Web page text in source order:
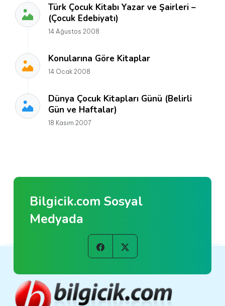
Türk Çocuk Kitabı Yazar ve Şairleri –
(Çocuk Edebiyatı)
14 Ağustos 2008
Konularına Göre Kitaplar
14 Ocak 2008
Dünya Çocuk Kitapları Günü (Belirli
Gün ve Haftalar)
18 Kasım 2007
Bilgicik.com Sosyal
Medyada